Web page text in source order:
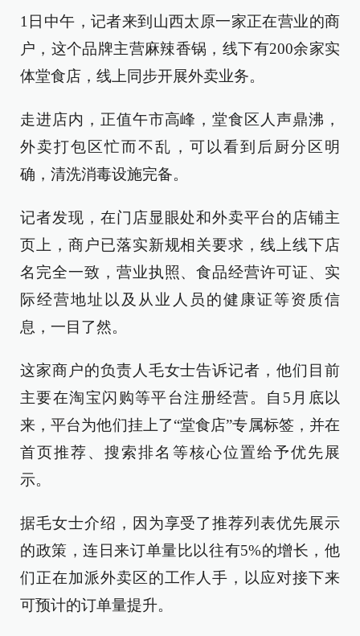
1日中午，记者来到山西太原一家正在营业的商
户，这个品牌主营麻辣香锅，线下有200余家实
体堂食店，线上同步开展外卖业务。
走进店内，正值午市高峰，堂食区人声鼎沸，
外卖打包区忙而不乱，可以看到后厨分区明
确，清洗消毒设施完备。
记者发现，在门店显眼处和外卖平台的店铺主
页上，商户已落实新规相关要求，线上线下店
名完全一致，营业执照、食品经营许可证、实
际经营地址以及从业人员的健康证等资质信
息，一目了然。
这家商户的负责人毛女士告诉记者，他们目前
主要在淘宝闪购等平台注册经营。自5月底以
来，平台为他们挂上了“堂食店”专属标签，并在
首页推荐、搜索排名等核心位置给予优先展
示。
据毛女士介绍，因为享受了推荐列表优先展示
的政策，连日来订单量比以往有5%的增长，他
们正在加派外卖区的工作人手，以应对接下来
可预计的订单量提升。